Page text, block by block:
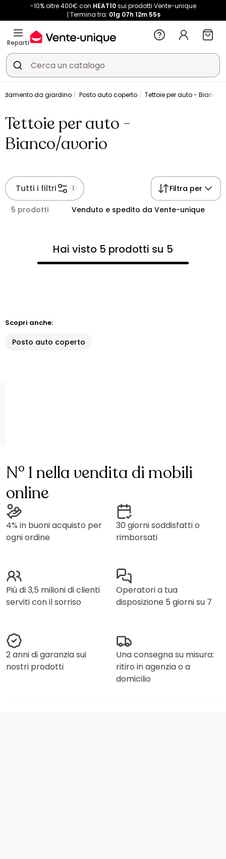
-10% oltre 400€ con HEAT10sui prodotti Vente-unique
Termina tra: 01g 07h 12m 54s
Reparti
da giardino Posto auto coperto Tettoie per auto -
Tettoie per auto -
Bianco/avorio
Tutti i filtri 1 Filtra per
5 prodotti Venduto e spedito da Vente-unique
Hai visto 5 prodotti su 5
Scopri anche:
Posto auto coperto
N° 1 nella vendita di mobili
online
4% in buoni acquisto per
ogni ordine
30 giorni soddisfatti o
rimborsati
Più di 3,5 milioni di clienti
serviti con il sorriso
Operatori a tua
disposizione 5 giorni su 7
2 anni di garanzia sui
nostri prodotti
Una consegna su misura:
ritiro in agenzia o a
domicilio